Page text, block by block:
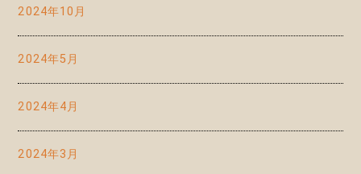
2024年10月
2024年5月
2024年4月
2024年3月